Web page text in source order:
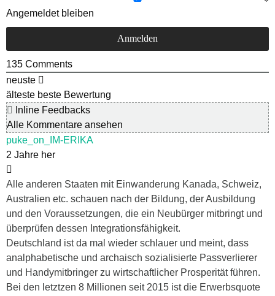
Angemeldet bleiben
135 Comments
neuste
älteste beste Bewertung
Inline Feedbacks
Alle Kommentare ansehen
puke_on_IM-ERIKA
2 Jahre her
Alle anderen Staaten mit Einwanderung Kanada, Schweiz,
Australien etc. schauen nach der Bildung, der Ausbildung
und den Voraussetzungen, die ein Neubürger mitbringt und
überprüfen dessen Integrationsfähigkeit.
Deutschland ist da mal wieder schlauer und meint, dass
analphabetische und archaisch sozialisierte Passverlierer
und Handymitbringer zu wirtschaftlicher Prosperität führen.
Bei den letztzen 8 Millionen seit 2015 ist die Erwerbsquote